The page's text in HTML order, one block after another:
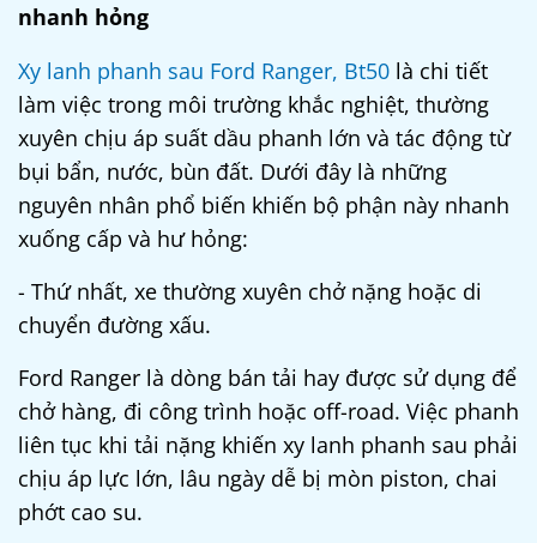
nhanh hỏng
Xy lanh phanh sau Ford Ranger, Bt50 là chi tiết
làm việc trong môi trường khắc nghiệt, thường
xuyên chịu áp suất dầu phanh lớn và tác động từ
bụi bẩn, nước, bùn đất. Dưới đây là những
nguyên nhân phổ biến khiến bộ phận này nhanh
xuống cấp và hư hỏng:
- Thứ nhất, xe thường xuyên chở nặng hoặc di
chuyển đường xấu.
Ford Ranger là dòng bán tải hay được sử dụng để
chở hàng, đi công trình hoặc off-road. Việc phanh
liên tục khi tải nặng khiến xy lanh phanh sau phải
chịu áp lực lớn, lâu ngày dễ bị mòn piston, chai
phớt cao su.